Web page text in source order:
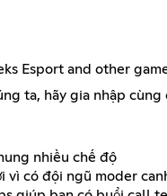
Esport and other
ta, hãy gia nhập
nhiều chế độ
vì có đội ngũ moder